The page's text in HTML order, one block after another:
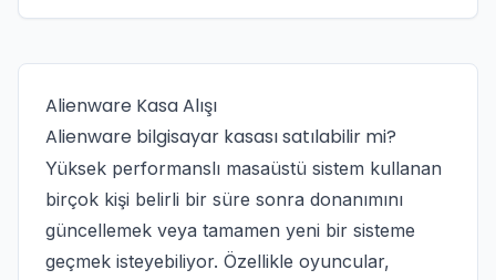
Alienware Kasa Alışı
Alienware bilgisayar kasası satılabilir mi?
Yüksek performanslı masaüstü sistem kullanan
birçok kişi belirli bir süre sonra donanımını
güncellemek veya tamamen yeni bir sisteme
geçmek isteyebiliyor. Özellikle oyuncular,